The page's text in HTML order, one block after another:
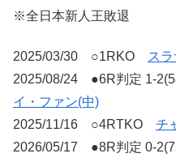
※全日本新人王敗退
2025/03/30 ○1RKO
ス
2025/08/24 ●6R判定 1-
イ・ファン(中)
2025/11/16 ○4RTKO チ
2026/05/17 ●8R判定 0-